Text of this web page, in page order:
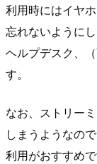
利用時にはイヤ
忘れないように
ヘルプデスク、
す。
なお、ストリー
しまうようなの
利用がおすすめで